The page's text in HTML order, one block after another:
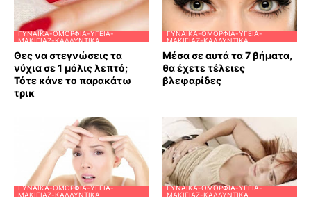
ΓΥΝΑΊΚΑ-ΟΜΟΡΦΙΆ-ΥΓΕΊΑ-
ΜΑΚΙΓΙΆΖ-ΚΑΛΛΥΝΤΙΚΆ
Θες να στεγνώσεις τα
νύχια σε 1 μόλις λεπτό;
Τότε κάνε το παρακάτω
τρικ
ΓΥΝΑΊΚΑ-ΟΜΟΡΦΙΆ-ΥΓΕΊΑ-
ΜΑΚΙΓΙΆΖ-ΚΑΛΛΥΝΤΙΚΆ
Μέσα σε αυτά τα 7 βήματα,
θα έχετε τέλειες
βλεφαρίδες
ΓΥΝΑΊΚΑ-ΟΜΟΡΦΙΆ-ΥΓΕΊΑ-
ΜΑΚΙΓΙΆΖ-ΚΑΛΛΥΝΤΙΚΆ
ΓΥΝΑΊΚΑ-ΟΜΟΡΦΙΆ-ΥΓΕΊΑ-
ΜΑΚΙΓΙΆΖ-ΚΑΛΛΥΝΤΙΚΆ